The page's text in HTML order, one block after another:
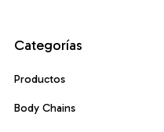
Categorías
Productos
Body Chains